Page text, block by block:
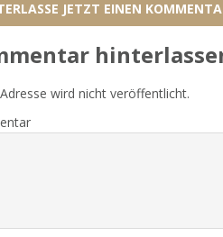
JETZT EINEN
wird nicht veröffentlicht.